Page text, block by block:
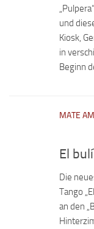
und
Kiosk,
in
Beginn
MATE
El
Die
Tango
an den